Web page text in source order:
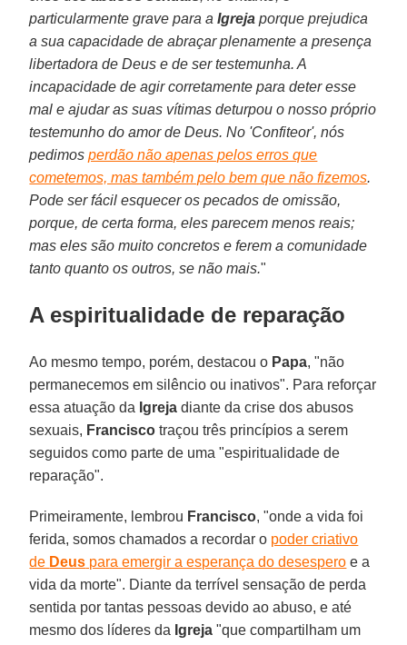
particularmente grave para aIgreja porque prejudica
a sua capacidade de abraçar plenamente a presença
libertadora de Deus e de ser testemunha. A
incapacidade de agir corretamente para deter esse
mal e ajudar as suas vítimas deturpou o nosso próprio
testemunho do amor de Deus. No 'Confiteor', nós
pedimosperdão não apenas pelos erros que
cometemos, mas também pelo bem que não fizemos.
Pode ser fácil esquecer os pecados de omissão,
porque, de certa forma, eles parecem menos reais;
mas eles são muito concretos e ferem a comunidade
tanto quanto os outros, se não mais."
A espiritualidade de reparação
Ao mesmo tempo, porém, destacou o Papa, "não
permanecemos em silêncio ou inativos". Para reforçar
essa atuação da Igreja diante da crise dos abusos
sexuais, Francisco traçou três princípios a serem
seguidos como parte de uma "espiritualidade de
reparação".
Primeiramente, lembrou Francisco, "onde a vida foi
ferida, somos chamados a recordar o poder criativo
de Deus para emergir a esperança do desespero e a
vida da morte". Diante da terrível sensação de perda
sentida por tantas pessoas devido ao abuso, e até
mesmo dos líderes da Igreja "que compartilham um